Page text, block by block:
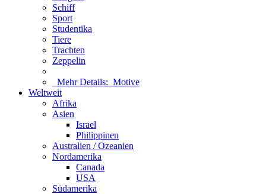
Schiff
Sport
Studentika
Tiere
Trachten
Zeppelin
Mehr Details: Motive
Weltweit
Afrika
Asien
Israel
Philippinen
Australien / Ozeanien
Nordamerika
Canada
USA
Südamerika